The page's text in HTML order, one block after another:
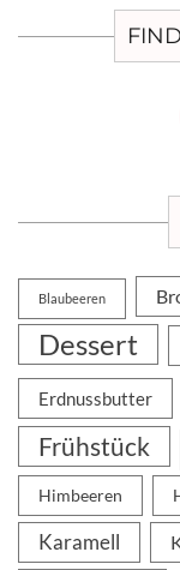
Blaubeeren
Dessert
Erdnussbutter
Frühstück
Himbeeren
Karamell